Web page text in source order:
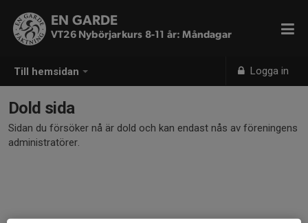
Till hemsidan Logga in
EN GARDE
VT26 Nybörjarkurs 8-11 år: Måndagar
Dold sida
Sidan du försöker nå är dold och kan endast nås av föreningens
administratörer.